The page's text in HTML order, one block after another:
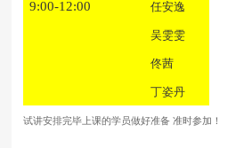
9:00-12:00 任安逸
吴雯雯
佟茜
丁姿丹
试讲安排完毕上课的学员做好准备 准时参加！